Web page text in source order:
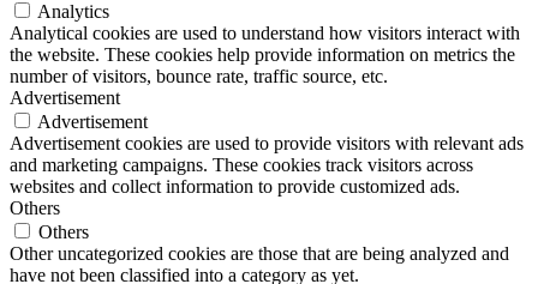
Analytics
Analytical cookies are used to understand how visitors interact with
the website. These cookies help provide information on metrics the
number of visitors, bounce rate, traffic source, etc.
Advertisement
Advertisement
Advertisement cookies are used to provide visitors with relevant ads
and marketing campaigns. These cookies track visitors across
websites and collect information to provide customized ads.
Others
Others
Other uncategorized cookies are those that are being analyzed and
have not been classified into a category as yet.